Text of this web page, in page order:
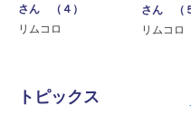
さん （４）
リムコロ
さん （５
リムコロ
トピックス